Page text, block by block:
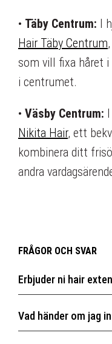
• Täby Centrum: I
Hair Täby Centrum
som vill fixa håret i
i centrumet.
• Väsby Centrum:
Nikita Hair, ett
kombinera ditt
andra
FRÅGOR OCH SVAR
Erbjuder ni hair
Vad händer om jag